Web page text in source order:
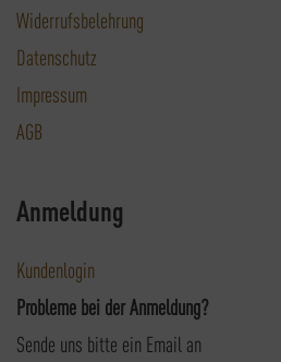
Widerrufsbelehrung
Datenschutz
Impressum
AGB
Anmeldung
Kundenlogin
Probleme bei der Anmeldung?
Sende uns bitte ein Email an